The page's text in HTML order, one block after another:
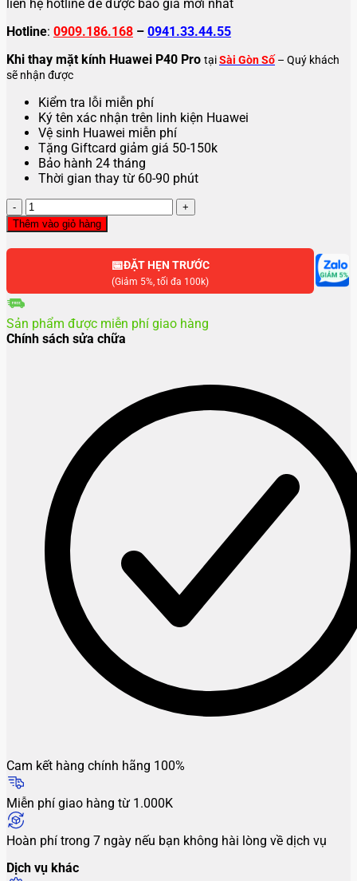
liên hệ hotline để được báo giá mới nhất
Hotline: 0909.186.168 – 0941.33.44.55
Khi thay mặt kính Huawei P40 Pro tạiSài Gòn Số – Quý khách
sẽ nhận được
Kiểm tra lỗi miễn phí
Ký tên xác nhận trên linh kiện Huawei
Vệ sinh Huawei miễn phí
Tặng Giftcard giảm giá 50-150k
Bảo hành 24 tháng
Thời gian thay từ 60-90 phút
Thay
mặt
kính
Huawei
số
Thêm vào giỏ hàng
📅ĐẶT HẸN TRƯỚC
(Giảm 5%, tối đa 100k)
Sản phẩm được miễn phí giao hàng
Chính sách sửa chữa
Cam kết hàng chính hãng 100%
Miễn phí giao hàng từ 1.000K
Hoàn phí trong 7 ngày nếu bạn không hài lòng về dịch vụ
Dịch vụ khác